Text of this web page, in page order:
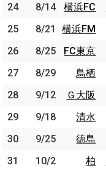
24
8/14 横浜FC
25
8/21 横浜FM
26
8/25 FC東京
27
8/29 鳥栖
28
9/12 Ｇ大阪
29
9/18 清水
30
9/25 徳島
31
10/2 柏
24
8/14
横浜FC
25
8/21
横浜FM
26
8/25
FC東京
27
8/29
鳥栖
28
9/12
Ｇ大阪
29
9/18
清水
30
9/25
徳島
31
10/2 柏